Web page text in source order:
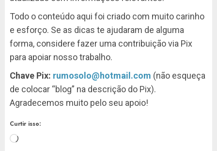
Todo o conteúdo aqui foi criado com muito carinho
e esforço. Se as dicas te ajudaram de alguma
forma, considere fazer uma contribuição via Pix
para apoiar nosso trabalho.
Chave Pix: rumosolo@hotmail.com (não esqueça
de colocar “blog” na descrição do Pix).
Agradecemos muito pelo seu apoio!
Curtir isso:
Carregando...